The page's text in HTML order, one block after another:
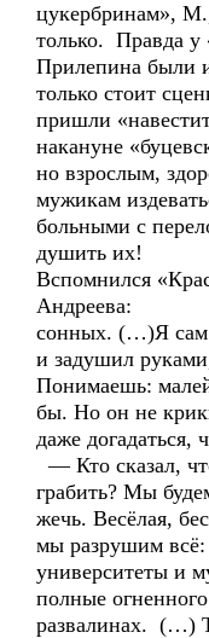
цукербринам»,
только. Правда у
Прилепина были
только стоит
пришли
накануне
но взрослым,
мужикам
больными с
душить их!
Вспомнился
Андреева:
сонных. (…)Я сам
и задушил
Понимаешь:
бы. Но он не
даже
— Кто сказал,
грабить? Мы
жечь. Весёлая,
мы разрушим всё:
университеты и
полные
развалинах. (…)